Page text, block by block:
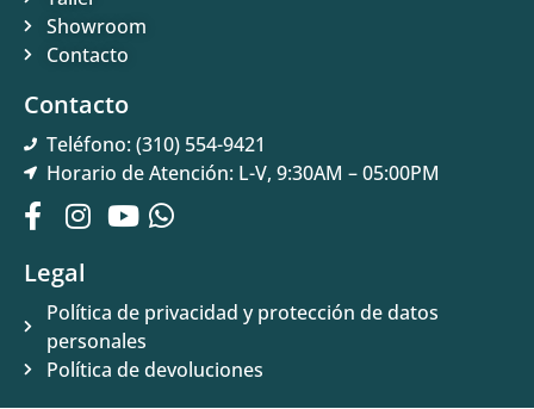
Showroom
Contacto
Contacto
Teléfono: (310) 554-9421
Horario de Atención: L-V, 9:30AM – 05:00PM
Legal
Política de privacidad y protección de datos
personales
Política de devoluciones